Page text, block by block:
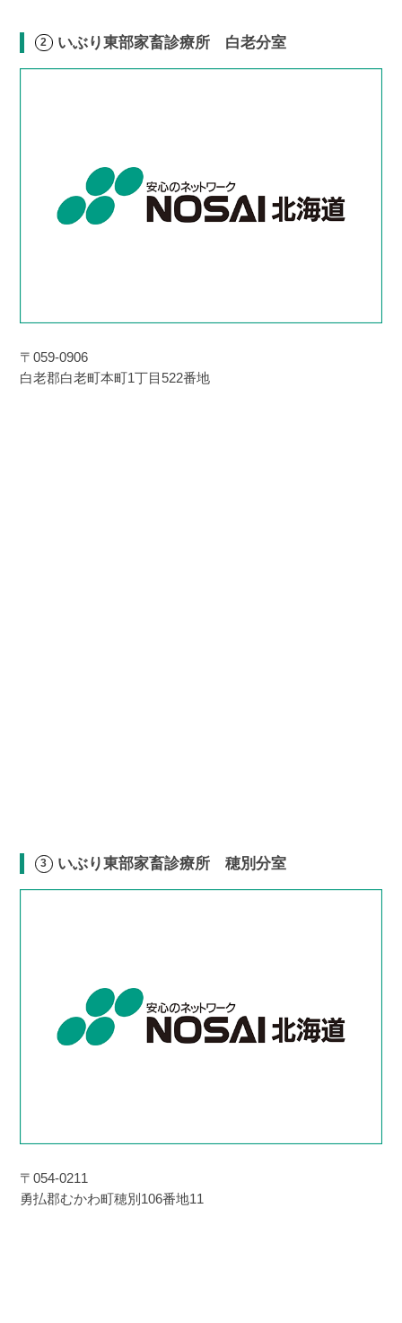
いぶり東部家畜診療所 白老分室
〒059-0906
白老郡白老町本町1丁目522番地
いぶり東部家畜診療所 穂別分室
〒054-0211
勇払郡むかわ町穂別106番地11